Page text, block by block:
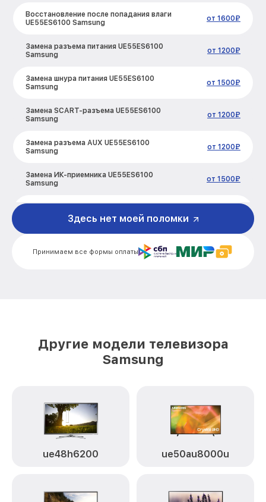
Восстановление после попадания влаги
UE55ES6100 Samsung
от 1600₽
Замена разъема питания UE55ES6100
Samsung
от 1200₽
Замена шнура питания UE55ES6100
Samsung
от 1500₽
Замена SCART-разъема UE55ES6100
Samsung
от 1200₽
Замена разъема AUX UE55ES6100
Samsung
от 1200₽
Замена ИК-приемника UE55ES6100
Samsung
от 1500₽
Samsung
от 1600₽
Замена сигнальной платы UE55ES6100
Замена контроллера питания
(мультиконтроллера) UE55ES6100
Samsung
от 2100₽
Замена блока питания UE55ES6100
от 1500₽
Принимаем все формы оплаты
Здесь нет моей поломки
Другие модели телевизора
Samsung
ue48h6200 ue50au8000u